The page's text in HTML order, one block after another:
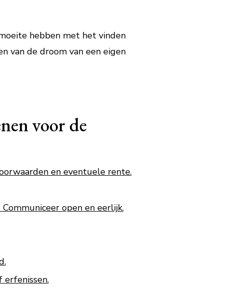
hebben met het vinden
van de droom van een eigen
voor de
en eventuele rente.
open en eerlijk.
erfenissen.